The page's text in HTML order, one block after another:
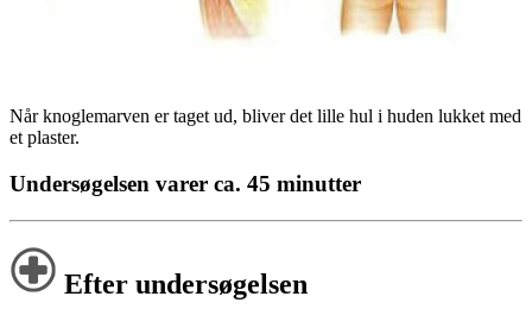
Når knoglemarven er taget ud, bliver det lille hul i huden lukket med
et plaster.
Undersøgelsen varer ca. 45 minutter
Efter undersøgelsen